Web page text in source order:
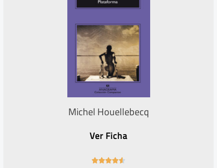
Michel Houellebecq
Ver Ficha
